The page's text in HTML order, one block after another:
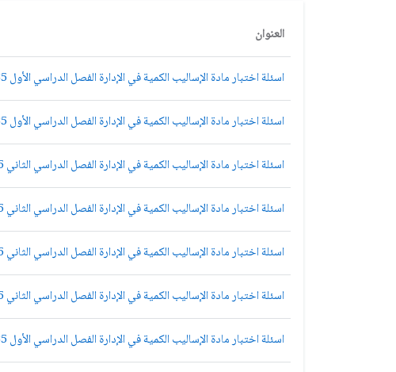
العنوان
اسئلة اختبار مادة الإساليب الكمية في الإدارة الفصل الدراسي الأول 1435هـ نموذج (a)
اسئلة اختبار مادة الإساليب الكمية في الإدارة الفصل الدراسي الأول 1435هـ نموذج (b)
اسئلة اختبار مادة الإساليب الكمية في الإدارة الفصل الدراسي الثاني 1435هـ نموذج (d)
اسئلة اختبار مادة الإساليب الكمية في الإدارة الفصل الدراسي الثاني 1435هـ نموذج (a)
اسئلة اختبار مادة الإساليب الكمية في الإدارة الفصل الدراسي الثاني 1435هـ نموذج (b)
اسئلة اختبار مادة الإساليب الكمية في الإدارة الفصل الدراسي الثاني 1435هـ نموذج (e)
اسئلة اختبار مادة الإساليب الكمية في الإدارة الفصل الدراسي الأول 1435هـ نموذج (b)